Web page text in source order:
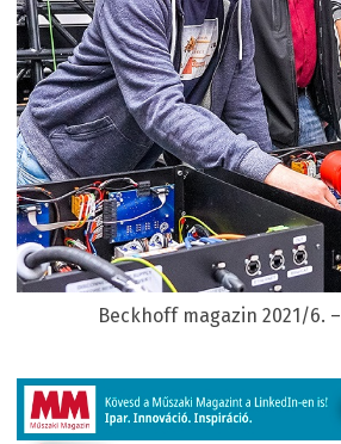
Beckhoff magazin 2021/6. –